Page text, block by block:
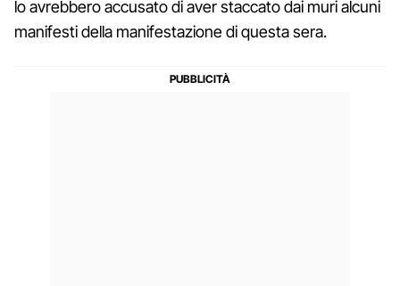
lo avrebbero accusato di aver staccato dai muri alcuni
manifesti della manifestazione di questa sera.